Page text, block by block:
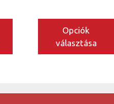
Opciók
választása
ki